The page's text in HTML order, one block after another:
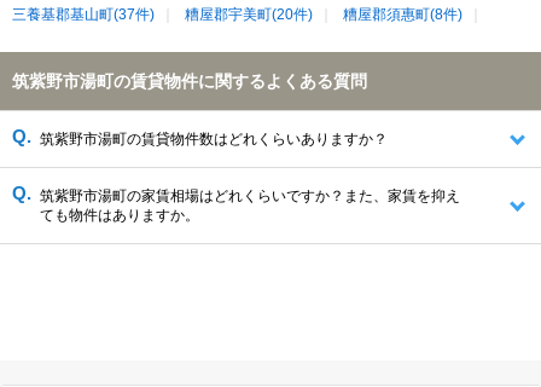
三養基郡基山町(37件)
糟屋郡宇美町(20件) 糟屋郡須惠町(8件)
筑紫野市湯町の賃貸物件に関するよくある質問
筑紫野市湯町の賃貸物件数はどれくらいありますか？
筑紫野市湯町の家賃相場はどれくらいですか？また、家賃を抑え
ても物件はありますか。